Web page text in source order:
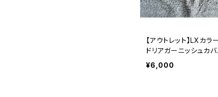
【アウトレット】LXカラ
ドリアガーニッシュカ
(未塗装品)
¥6,000